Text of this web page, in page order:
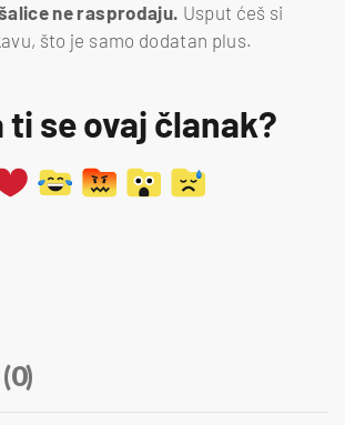
ne rasprodaju. Usput ćeš si
što je samo dodatan plus.
ti se ovaj članak?
(0)